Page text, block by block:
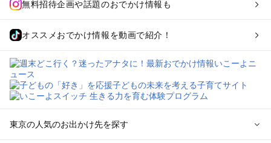
無料招待企画や話題のおでかけ情報も
オススメおでかけ情報を動画で紹介！
東京の人気のお出かけ先を探す